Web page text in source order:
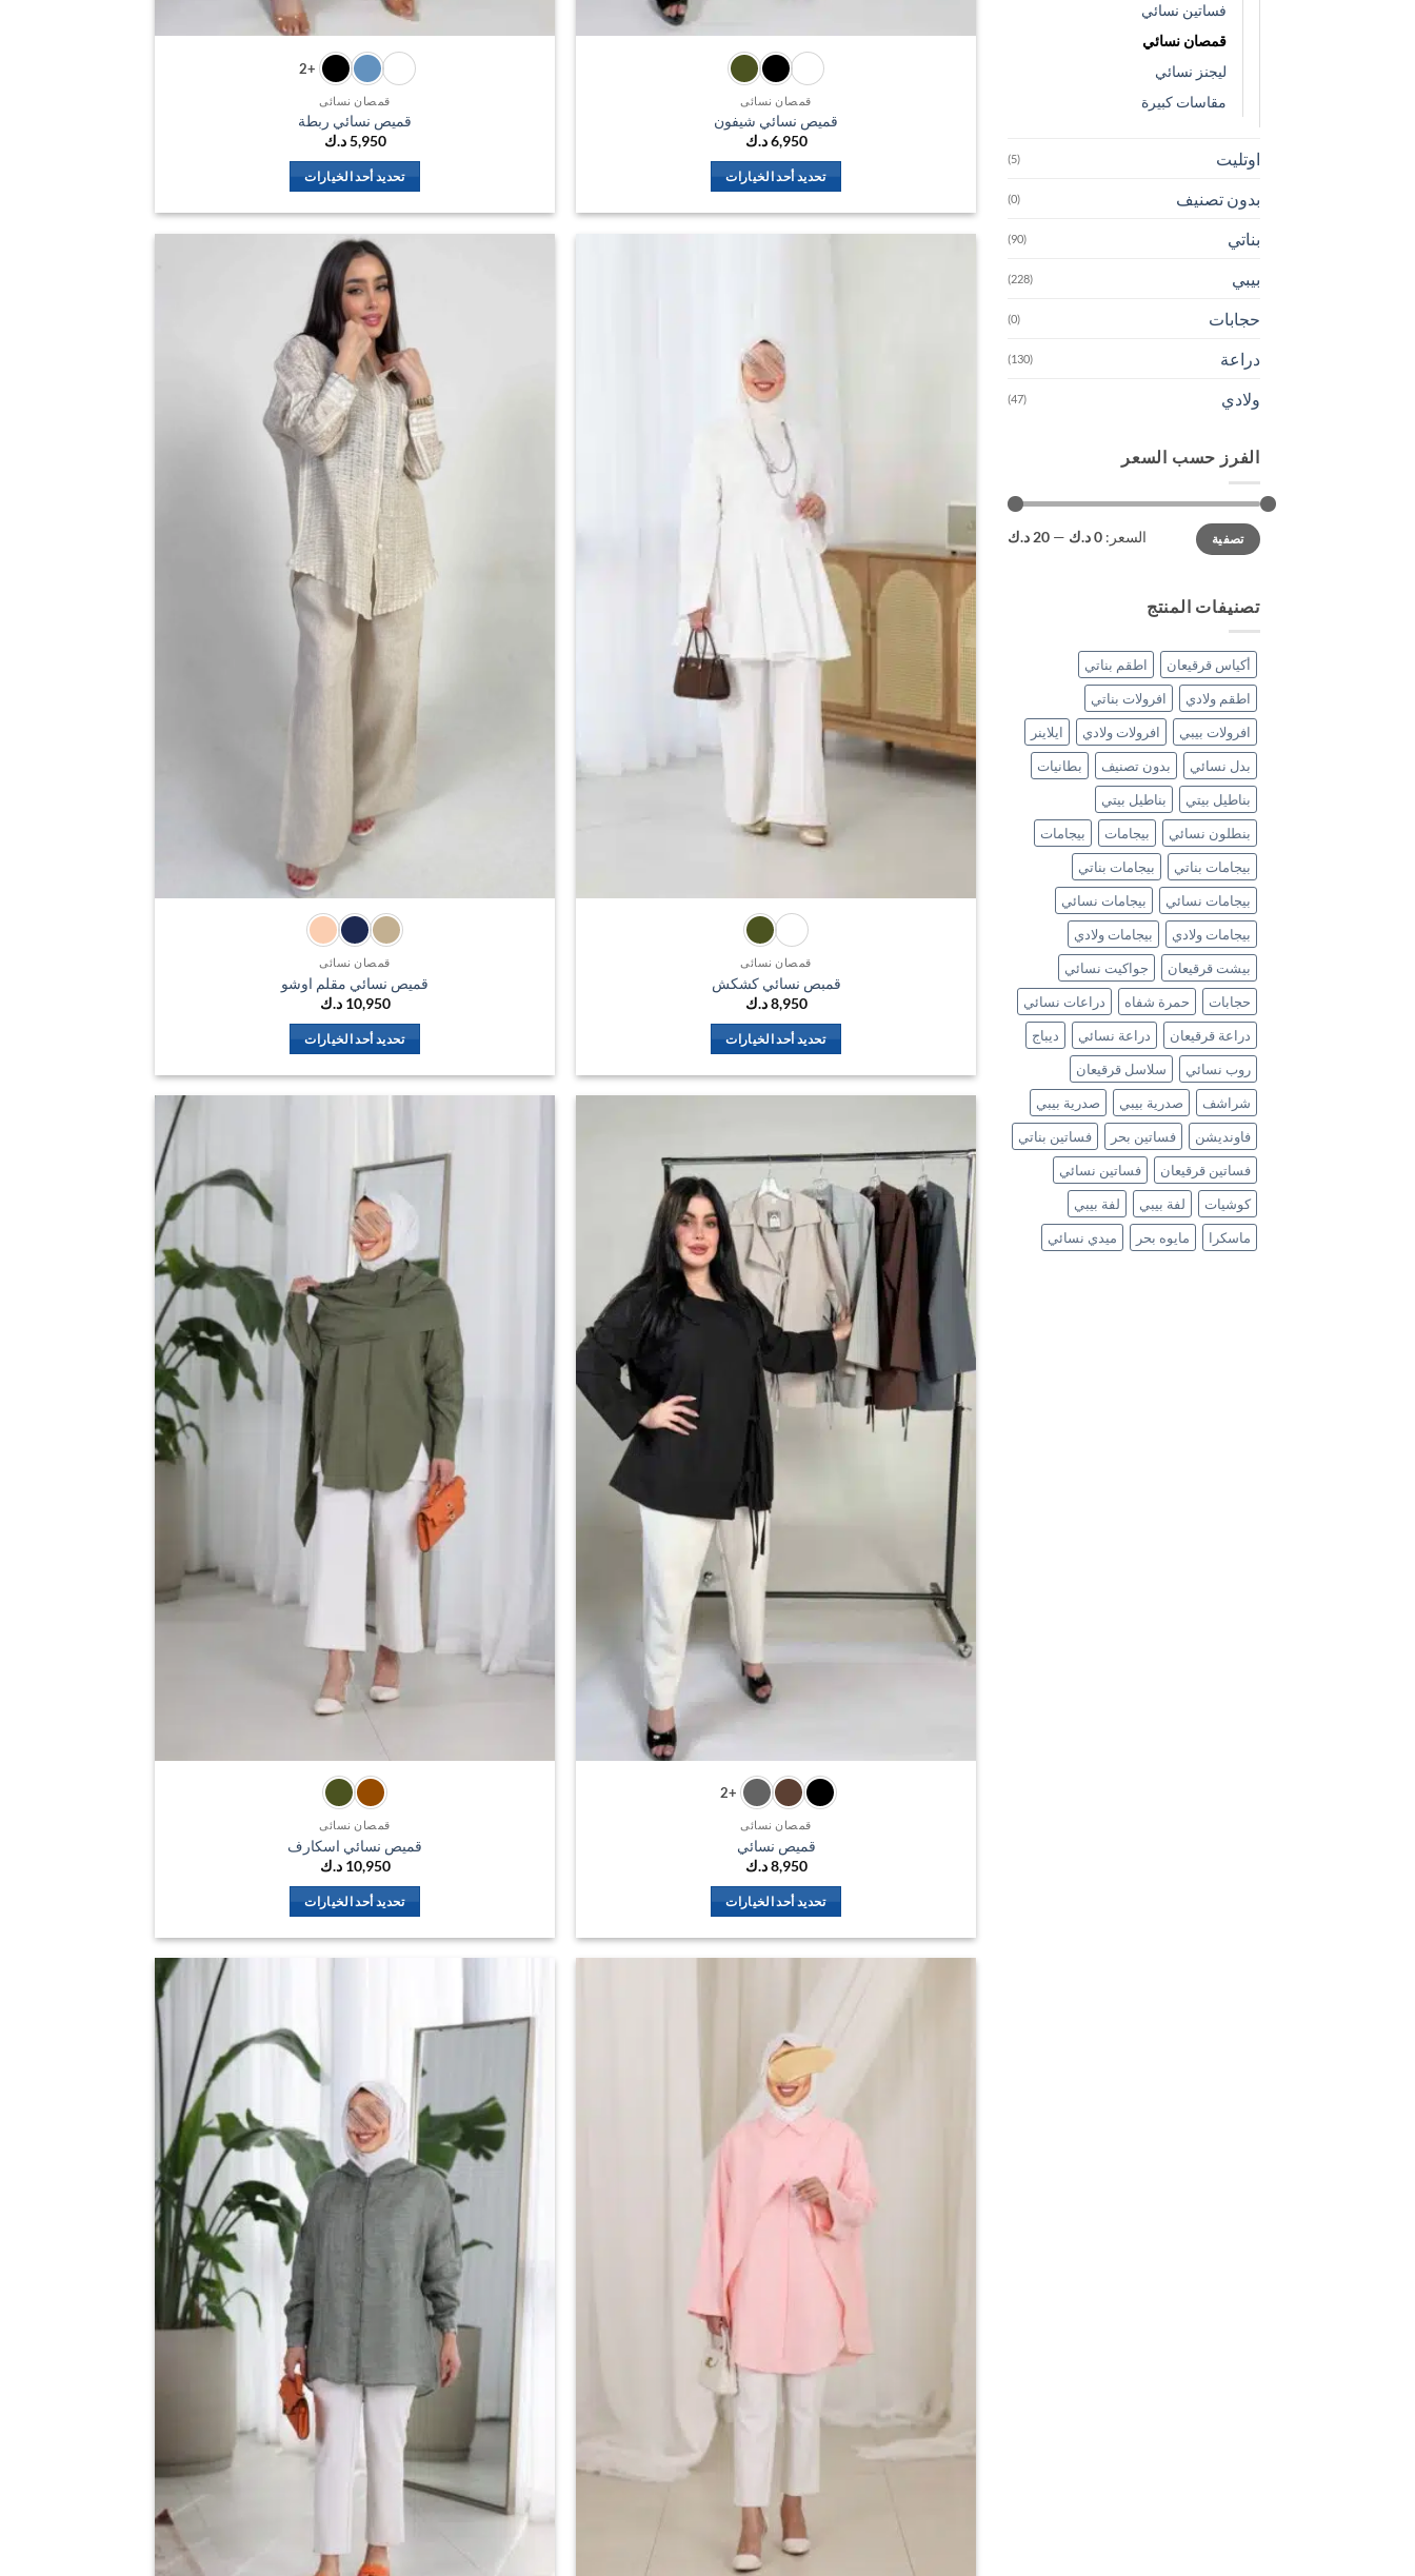
فساتين نسائي
قمصان نسائي
ليجنز نسائي
مقاسات كبيرة
اوتليت (5)
بدون تصنيف (0)
بناتي (90)
بيبي (228)
حجابات (0)
دراعة (130)
ولادي (47)
الفرز حسب السعر
أدنى
سعر
أعلى
سعرتصفية السعر: 0 د.ك — 20 د.ك
تصنيفات المنتج
أكياس قرقيعان
اطقم بناتي
اطقم ولادي
افرولات بناتي
افرولات بيبي
افرولات ولادي
ايلاينر
بدل نسائي
بدون تصنيف
بطانيات
بناطيل بيتي
بناطيل بيتي
بنطلون نسائي
بيجامات
بيجامات
بيجامات بناتي
بيجامات بناتي
بيجامات نسائي
بيجامات نسائي
بيجامات ولادي
بيجامات ولادي
بيشت قرقيعان
جواكيت نسائي
حجابات
حمرة شفاه
دراعات نسائي
دراعة قرقيعان
دراعة نسائي
ديباج
روب نسائي
سلاسل قرقيعان
شراشف
صدرية بيبي
صدرية بيبي
فاونديشن
فساتين بحر
فساتين بناتي
فساتين قرقيعان
فساتين نسائي
كوشيات
لفة بيبي
لفة بيبي
ماسكرا
مايوه بحر ميدي نسائي
قمصان نسائي
قميص نسائي شيفون
6,950 د.ك
تحديد أحد الخيارات
المنتج.
يمكن
اختيار
على
صفحة
المنتج
+2
قمصان نسائي
قميص نسائي ربطة
5,950 د.ك
تحديد أحد الخيارات
من
الأشكال
المختلفة
لهذا
المنتج.
يمكن
اختيار
الخيارات
على
صفحة
المنتج
قمصان نسائي
قمبص نسائي كشكش
8,950 د.ك
تحديد أحد الخيارات
المختلفة
لهذا
المنتج.
يمكن
اختيار
الخيارات
على
صفحة
المنتج
قمصان نسائي
قميص نسائي مقلم اوشو
10,950 د.ك
تحديد أحد الخيارات
المنتج.
يمكن
اختيار
الخيارات
على
صفحة
المنتج
+2
قمصان نسائي
قميص نسائي
8,950 د.ك
تحديد أحد الخيارات
لهذا
المنتج.
يمكن
اختيار
صفحة
اضف
الي
المفضلة
قمصان نسائي
قميص نسائي اسكارف
10,950 د.ك
تحديد أحد الخيارات
المنتج.
يمكن
اختيار
الخيارات
على
صفحة
اضف
الي